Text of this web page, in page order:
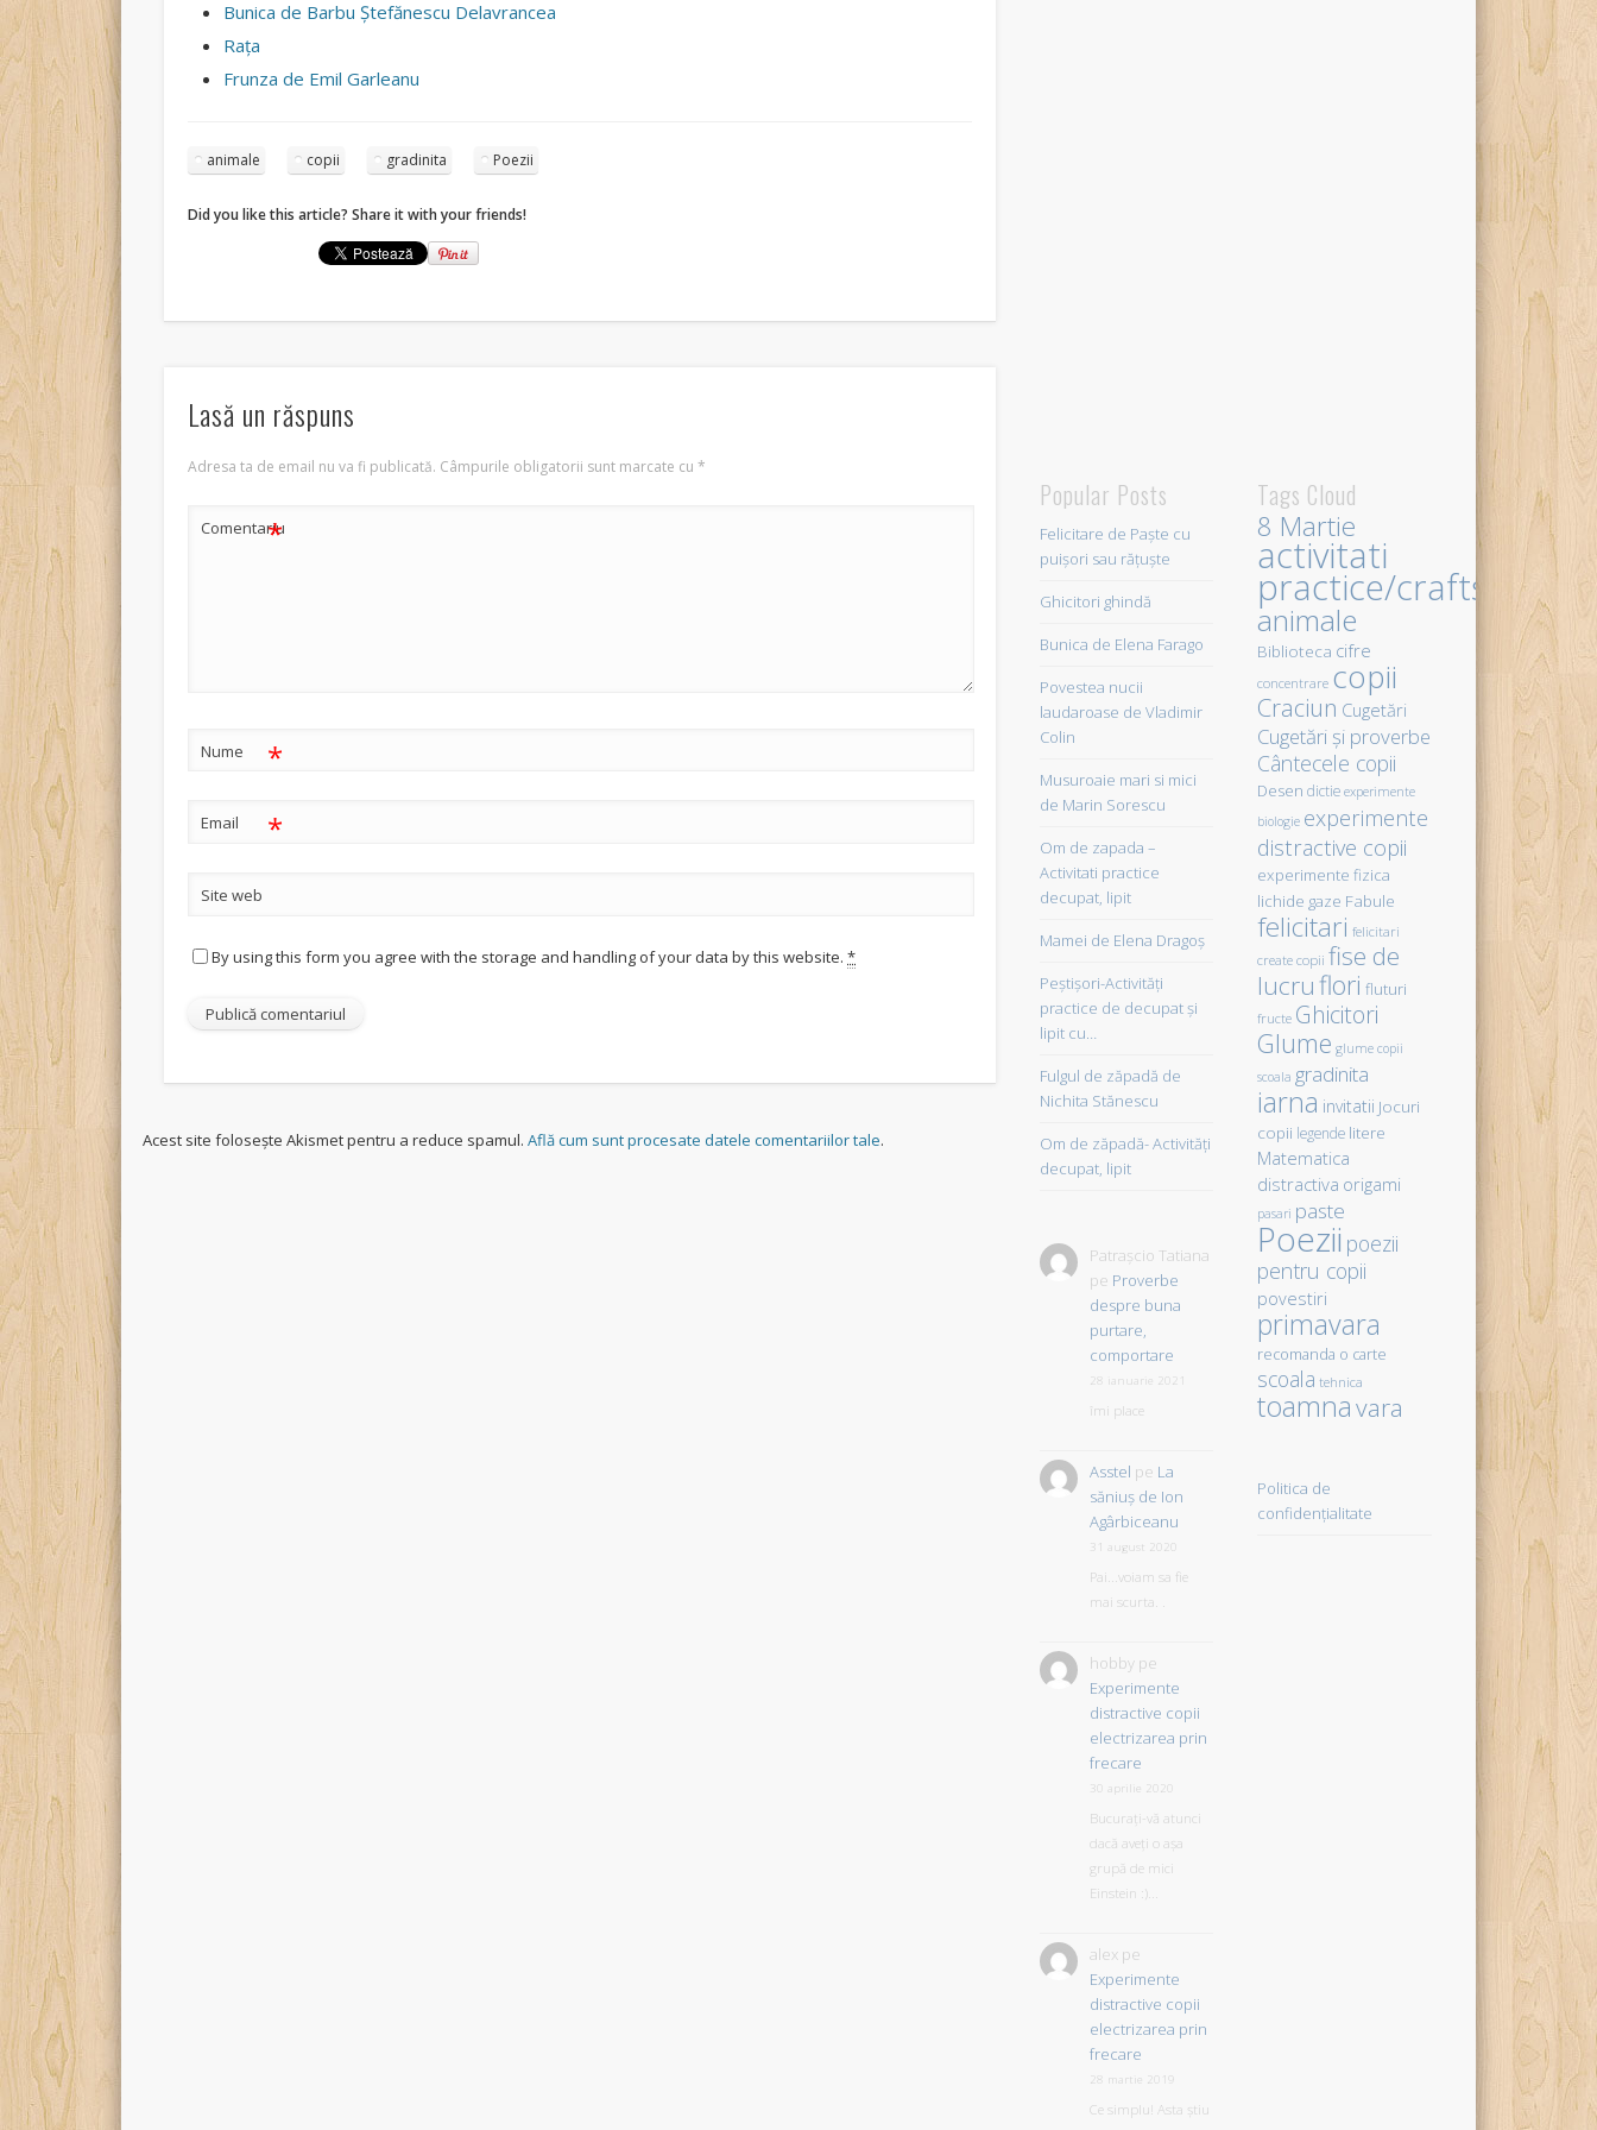
Bunica de Barbu Ştefănescu Delavrancea
Rața
Frunza de Emil Garleanu
animale copii gradinita Poezii
Did you like this article? Share it with your friends!
Lasă un răspuns
Adresa ta de email nu va fi publicată. Câmpurile obligatorii sunt marcate cu*
Comentariu
*
Nume *
Email *
Site web
By using this form you agree with the storage and handling of your data by this website.*
Acest site folosește Akismet pentru a reduce spamul.Află cum sunt procesate datele comentariilor tale.
Popular Posts
Felicitare de Paște cu
puișori sau rățuște
Ghicitori ghindă
Bunica de Elena Farago
Povestea nucii
laudaroase de Vladimir
Colin
Musuroaie mari si mici
de Marin Sorescu
Om de zapada –
Activitati practice
decupat, lipit
Mamei de Elena Dragoş
Peştişori-Activităţi
practice de decupat şi
lipit cu…
Fulgul de zăpadă de
Nichita Stănescu
Om de zăpadă- Activităţi
decupat, lipit
Patrașcio Tatiana
pe Proverbe
despre buna
purtare,
comportare
28 ianuarie 2021
îmi place
Asstel pe La
săniuş de Ion
Agârbiceanu
31 august 2020
Pai...voiam sa fie
mai scurta. .
hobbype
Experimente
distractive copii
electrizarea prin
frecare
30 aprilie 2020
Bucurați-vă atunci
dacă aveți o așa
grupă de mici
Einstein :)...
alexpe
Experimente
distractive copii
electrizarea prin
frecare
28 martie 2019
Ce simplu! Asta știu
Tags Cloud
8 Martie
activitati
practice/crafts
animale
Biblioteca cifre
concentrare copii
Craciun Cugetări
Cugetări şi proverbe
Cântecele copii
Desen dictie experimente
biologie experimente
distractive copii
experimente fizica
lichide gaze Fabule
felicitari felicitari
create copii fise de
lucruflori fluturi
fructe Ghicitori
Glume glume copii
scoala gradinita
iarna invitatii Jocuri
copii legende litere
Matematica
distractiva origami
pasari paste
Poezii poezii
pentru copii
povestiri
primavara
recomanda o carte
scoala tehnica
toamnavara
Politica de
confidențialitate